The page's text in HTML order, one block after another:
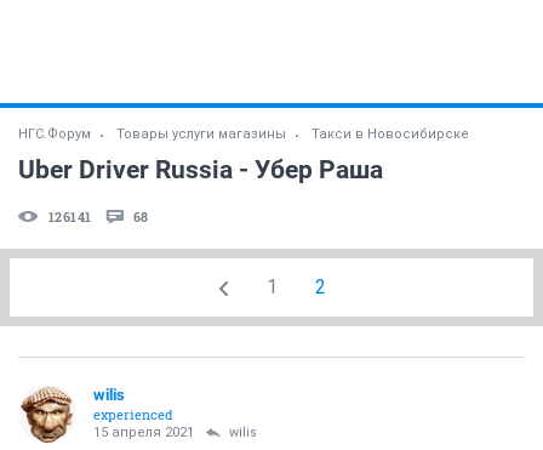
НГС.Форум Товары услуги магазины Такси в Новосибирске
Uber Driver Russia - Убер Раша
126141 68
1 2
wilis
experienced
15 апреля 2021 wilis